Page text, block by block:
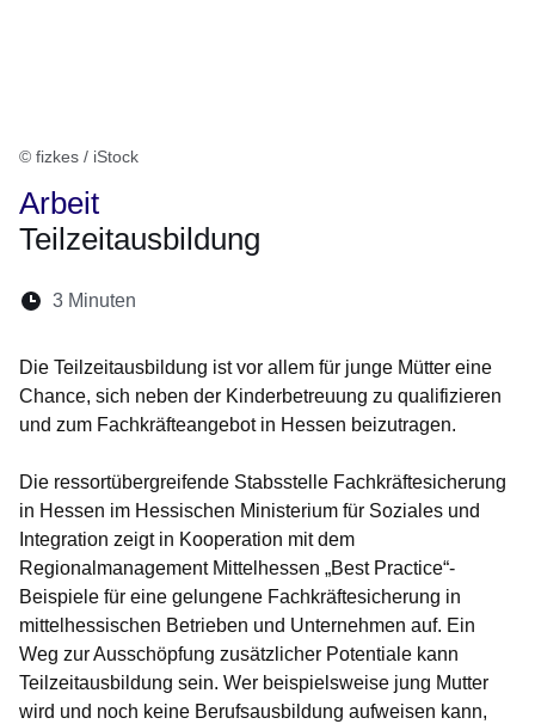
© fizkes / iStock
Arbeit
Teilzeitausbildung
Lesedauer:
3 Minuten
Die Teilzeitausbildung ist vor allem für junge Mütter eine
Chance, sich neben der Kinderbetreuung zu qualifizieren
und zum Fachkräfteangebot in Hessen beizutragen.
Die ressortübergreifende Stabsstelle Fachkräftesicherung
in Hessen im Hessischen Ministerium für Soziales und
Integration zeigt in Kooperation mit dem
Regionalmanagement Mittelhessen „Best Practice“-
Beispiele für eine gelungene Fachkräftesicherung in
mittelhessischen Betrieben und Unternehmen auf. Ein
Weg zur Ausschöpfung zusätzlicher Potentiale kann
Teilzeitausbildung sein. Wer beispielsweise jung Mutter
wird und noch keine Berufsausbildung aufweisen kann,